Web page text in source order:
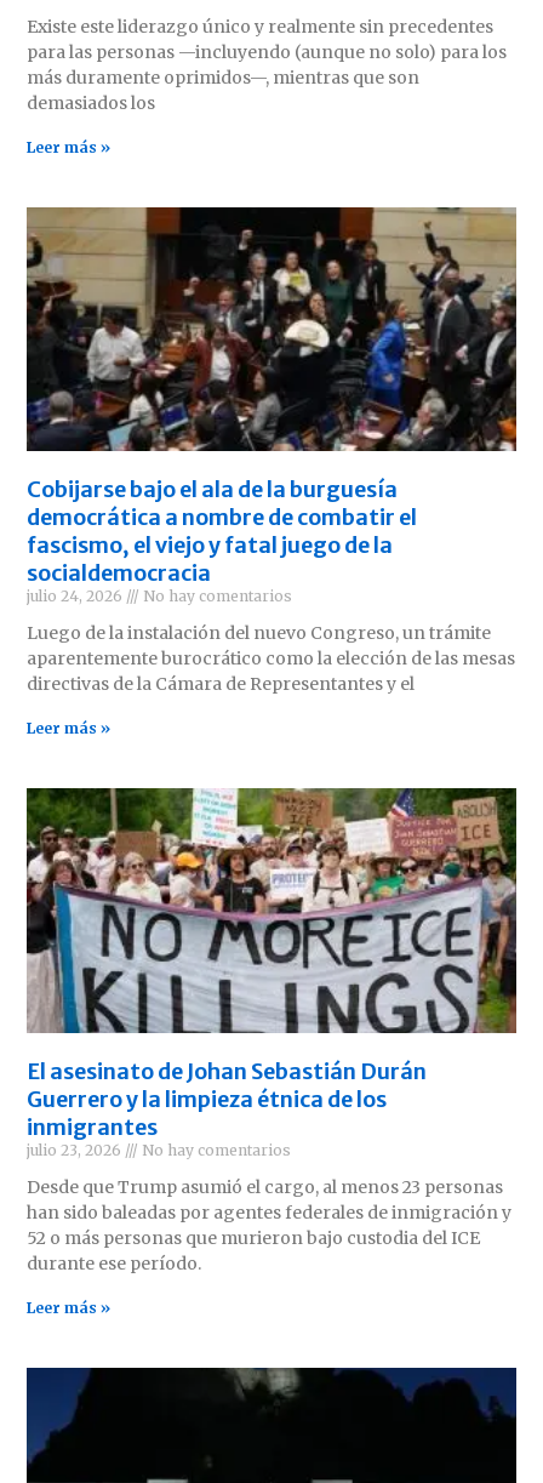
Existe este liderazgo único y realmente sin precedentes
para las personas —incluyendo (aunque no solo) para los
más duramente oprimidos—, mientras que son
demasiados los
Leer más »
Cobijarse bajo el ala de la burguesía
democrática a nombre de combatir el
fascismo, el viejo y fatal juego de la
socialdemocracia
julio 24, 2026 No hay comentarios
Luego de la instalación del nuevo Congreso, un trámite
aparentemente burocrático como la elección de las mesas
directivas de la Cámara de Representantes y el
Leer más »
El asesinato de Johan Sebastián Durán
Guerrero y la limpieza étnica de los
inmigrantes
julio 23, 2026 No hay comentarios
Desde que Trump asumió el cargo, al menos 23 personas
han sido baleadas por agentes federales de inmigración y
52 o más personas que murieron bajo custodia del ICE
durante ese período.
Leer más »